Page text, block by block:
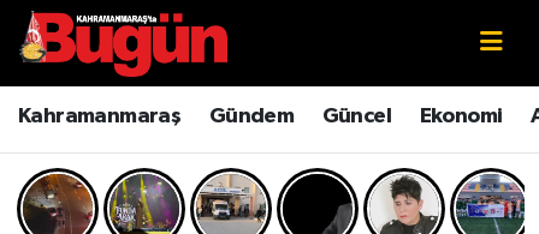
Kahramanmaraş Gündem Güncel Ekonomi
Kahramanmaraş
Kahramanmaraş Sokak Röportajları
Bilim ve Teknoloji
Kahramanmaraş Nöbetçi Eczaneler
Kahramanmaraş Hava Durumu
Kahramanmaraş Namaz Vakitleri